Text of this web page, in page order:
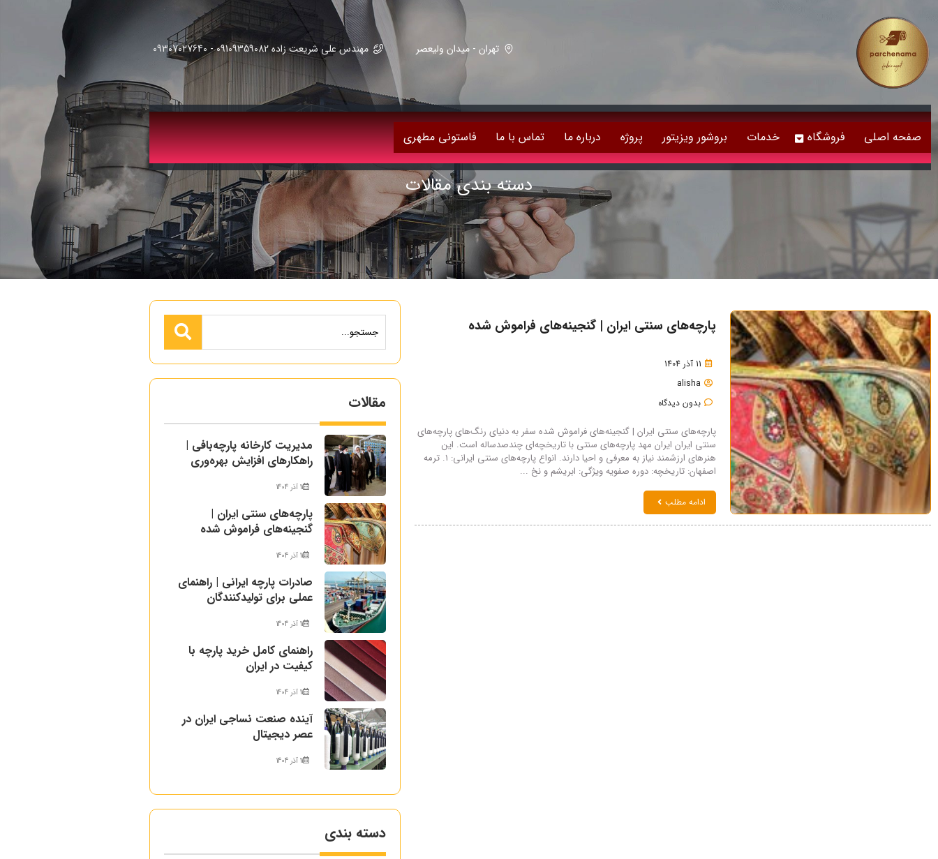
تهران - میدان ولیعصر مهندس علی شریعت زاده 09109359082 - 09307027640
صفحه اصلی فروشگاه خدمات بروشور ویزیتور پروژه درباره ما تماس با ما فاستونی مطهری
دسته بندی مقالات
پارچه‌های سنتی ایران | گنجینه‌های فراموش شده
11 آذر 1404
alisha
بدون دیدگاه
پارچه‌های سنتی ایران | گنجینه‌های فراموش شده سفر به دنیای رنگ‌های پارچه‌های
سنتی ایران ایران مهد پارچه‌های سنتی با تاریخچه‌ای چندصدساله است. این
هنرهای ارزشمند نیاز به معرفی و احیا دارند. انواع پارچه‌های سنتی ایرانی: ۱. ترمه
اصفهان: تاریخچه: دوره صفویه ویژگی: ابریشم و نخ ...
ادامه مطلب
مقالات
مدیریت کارخانه پارچه‌بافی |
راهکارهای افزایش بهره‌وری
11 آذر 1404
پارچه‌های سنتی ایران |
گنجینه‌های فراموش شده
11 آذر 1404
صادرات پارچه ایرانی | راهنمای
عملی برای تولیدکنندگان
11 آذر 1404
راهنمای کامل خرید پارچه با
کیفیت در ایران
11 آذر 1404
آینده صنعت نساجی ایران در
عصر دیجیتال
11 آذر 1404
دسته بندی